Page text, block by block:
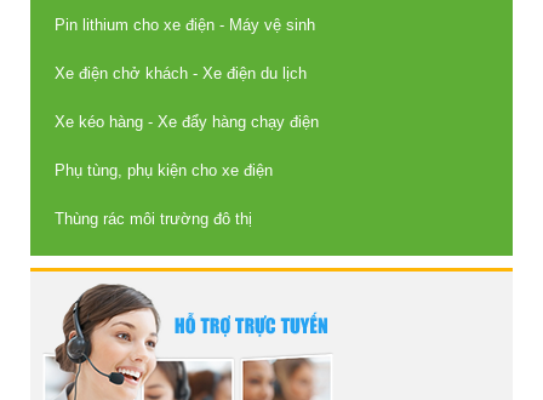
Pin lithium cho xe điện - Máy vệ sinh
Xe điện chở khách - Xe điện du lịch
Xe kéo hàng - Xe đẩy hàng chạy điện
Phụ tùng, phụ kiện cho xe điện
Thùng rác môi trường đô thị